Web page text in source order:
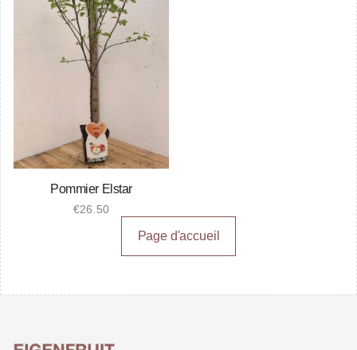
Pommier Elstar
€26.50
Page d'accueil